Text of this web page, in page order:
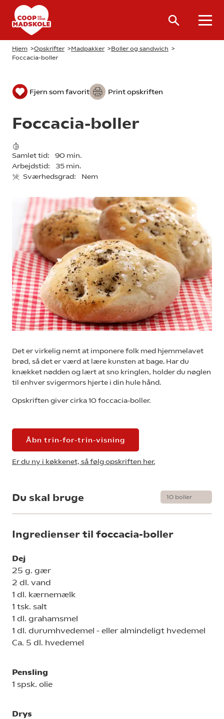
Hjem >Opskrifter >Madpakker >Boller og sandwich >
Foccacia-boller
Fjern som favorit Print opskriften
Foccacia-boller
Samlet tid:
90 min.
Arbejdstid:
35 min.
Sværhedsgrad:
Nem
Det er virkelig nemt at imponere folk med hjemmelavet
brød, så det er værd at lære kunsten at bage. Har du
knækket nødden og lært at sno kringlen, holder du nøglen
til enhver svigermors hjerte i din hule hånd.
Opskriften giver cirka 10 foccacia-boller.
Åbn trin-for-trin-visning
Er du ny i køkkenet, så følg opskriften her.
Du skal bruge
Ingredienser til foccacia-boller
Dej
25 g. gær
2 dl. vand
1 dl. kærnemælk
1 tsk. salt
1 dl. grahamsmel
1 dl. durumhvedemel - eller almindeligt hvedemel
Ca. 5 dl. hvedemel
Pensling
1 spsk. olie
Drys